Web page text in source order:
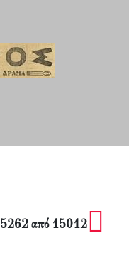
5262 από 15012